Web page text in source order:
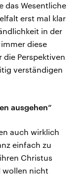
das Wesentliche
erst mal klar
in der
diese
die Perspektiven
verständigen
ausgehen“
auch wirklich
einfach zu
Christus
wollen nicht